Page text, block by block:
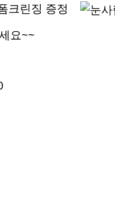
크린징 증정
요~~